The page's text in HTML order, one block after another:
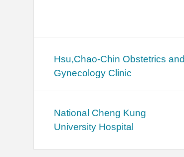
Hsu,Chao-Chin Obstetrics and
Gynecology Clinic
National Cheng Kung
University Hospital